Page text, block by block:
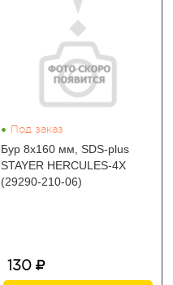
• Под заказ
Бур 8x160 мм, SDS-plus
STAYER HERCULES-4Х
(29290-210-06)
130